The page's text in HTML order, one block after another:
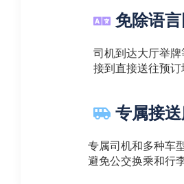
免除语
司机到达大厅举牌
接到直接送往预订
专属接
专属司机和多种车
避免公交换乘和行